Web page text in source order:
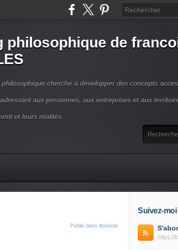
philosophique de
cherche à développer des concepts
aux personnes, aux entreprises et aux
et leurs réalités
Publié dans #poésie
Suivez-moi
https://